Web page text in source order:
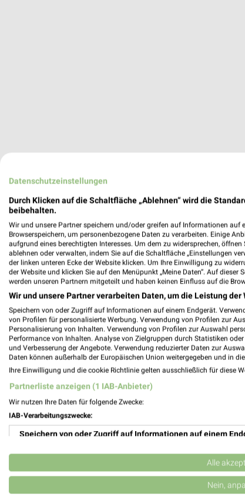
weekli -
Alle bofrost* Angebote immer
✔
Nutze weekli auch
Datenschutzeinstellungen
Durch Klicken auf die Schaltfläche „Ablehnen“ wird die
beibehalten.
Wir und unsere Partner speichern und/oder greifen auf Informationen auf
Browserspeichern, um personenbezogene Daten zu verarbeiten. Einige
aufgrund eines berechtigten Interesses. Um dem zu widersprechen, öffnen
ablehnen oder verwalten, indem Sie auf die Schaltfläche „Einstellungen
der linken unteren Ecke der Website klicken. Um Ihre Einwilligung zu
der Website und klicken Sie auf den Menüpunkt „Meine Daten“. Auf
werden unseren Partnern mitgeteilt und haben keinen Einfluss auf die
Wir und unsere Partner verarbeiten Daten, um die Leistung
Speichern von oder Zugriff auf Informationen auf einem Endgerät.
von Profilen für personalisierte Werbung. Verwendung von Profilen zur
Personalisierung von Inhalten. Verwendung von Profilen zur Auswahl
Performance von Inhalten. Analyse von Zielgruppen durch Statistiken
und Verbesserung der Angebote. Verwendung reduzierter Daten zur
Daten können außerhalb der Europäischen Union weitergegeben und in
Ihre Einwilligung und die cookie Richtlinie gelten ausschließlich für diese
Partnerliste anzeigen (1 IAB-Anbieter)
Wir nutzen Ihre Daten für folgende Zwecke:
IAB-Verarbeitungszwecke:
Speichern von oder Zugriff auf Informationen auf einem
Verwendung reduzierter Daten zur Auswahl von
Erstellung von Profilen für personalisierte Werbung
Alle
Nein,